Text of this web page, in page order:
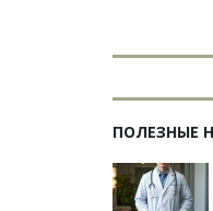
ПОЛЕЗНЫЕ